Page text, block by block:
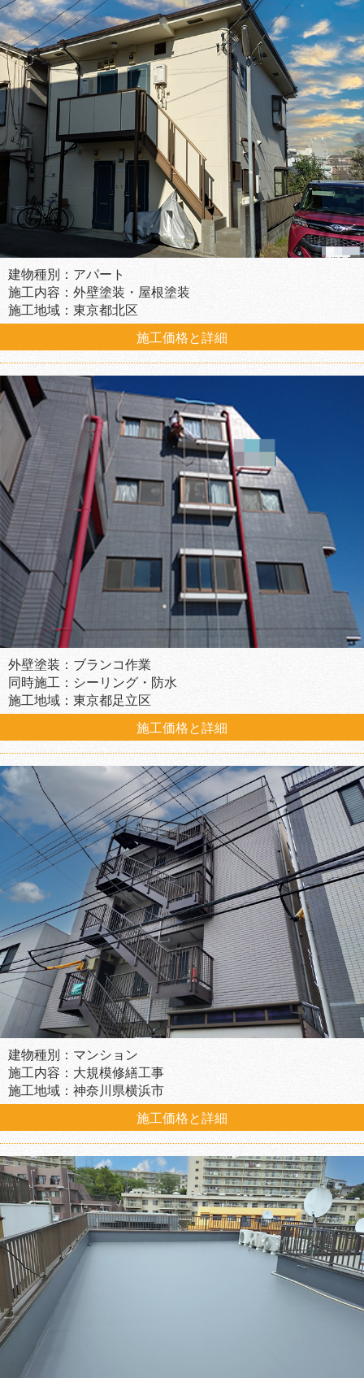
建物種別：アパート
施工内容：外壁塗装・屋根塗装
施工地域：東京都北区
施工価格と詳細
外壁塗装：ブランコ作業
同時施工：シーリング・防水
施工地域：東京都足立区
施工価格と詳細
建物種別：マンション
施工内容：大規模修繕工事
施工地域：神奈川県横浜市
施工価格と詳細